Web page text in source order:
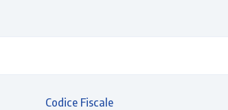
Codice Fiscale